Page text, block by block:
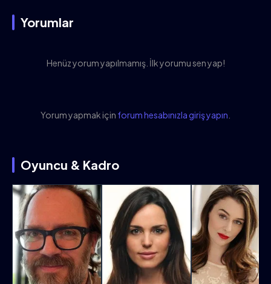
Yorumlar
Henüz yorum yapılmamış. İlk yorumu sen yap!
Yorum yapmak için forum hesabınızla giriş yapın
Oyuncu & Kadro